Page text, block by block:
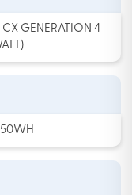
GENERATION 4